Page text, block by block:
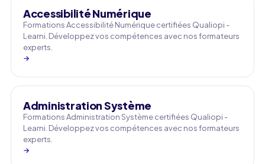
Accessibilité Numérique
Formations Accessibilité Numérique certifiées Qualiopi -
Learni. Développez vos compétences avec nos formateurs
experts.
→
Administration Système
Formations Administration Système certifiées Qualiopi -
Learni. Développez vos compétences avec nos formateurs
experts.
→